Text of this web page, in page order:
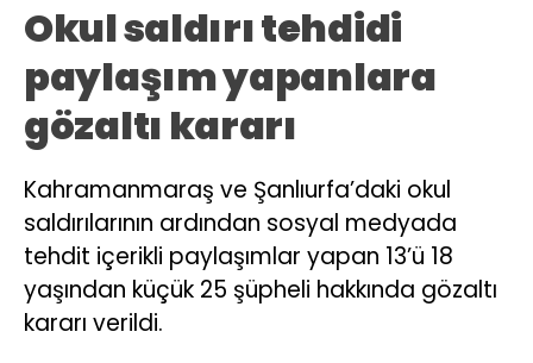
Okul saldırı tehdidi
paylaşım yapanlara
gözaltı kararı
Kahramanmaraş ve Şanlıurfa’daki okul
saldırılarının ardından sosyal medyada
tehdit içerikli paylaşımlar yapan 13’ü 18
yaşından küçük 25 şüpheli hakkında gözaltı
kararı verildi.